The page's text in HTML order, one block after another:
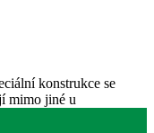
konstrukce se
mimo jiné u